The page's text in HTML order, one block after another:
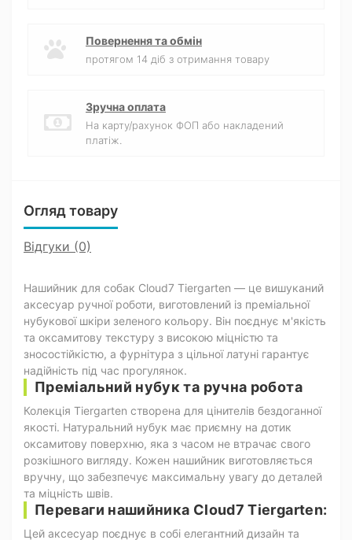
Повернення та обмін
протягом 14 діб з отримання товару
Зручна оплата
На карту/рахунок ФОП або накладений
платіж.
Огляд товару
Відгуки (0)
Нашийник для собак Cloud7 Tiergarten — це вишуканий
аксесуар ручної роботи, виготовлений із преміальної
нубукової шкіри зеленого кольору. Він поєднує м'якість
та оксамитову текстуру з високою міцністю та
зносостійкістю, а фурнітура з цільної латуні гарантує
надійність під час прогулянок.
Преміальний нубук та ручна робота
Колекція Tiergarten створена для цінителів бездоганної
якості. Натуральний нубук має приємну на дотик
оксамитову поверхню, яка з часом не втрачає свого
розкішного вигляду. Кожен нашийник виготовляється
вручну, що забезпечує максимальну увагу до деталей
та міцність швів.
Переваги нашийника Cloud7 Tiergarten:
Цей аксесуар поєднує в собі елегантний дизайн та